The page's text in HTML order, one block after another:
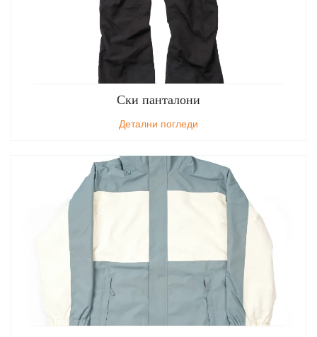
Ски панталони
Детални погледи